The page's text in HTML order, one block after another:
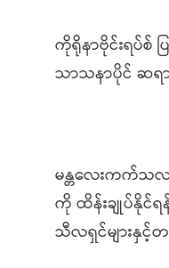
ကိုရိုနာဗိုင်းရပ်စ်
သာသနာပိုင် ဆရာ
မန္တလေးကက်သ
ကို ထိန်းချုပ်နိုင်
သီလရှင်များနှင့်